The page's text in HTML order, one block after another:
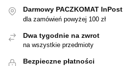
Darmowy PACZKOMAT InPost
dla zamówień powyżej 100 zł
Dwa tygodnie na zwrot
na wszystkie przedmioty
Bezpieczne płatności